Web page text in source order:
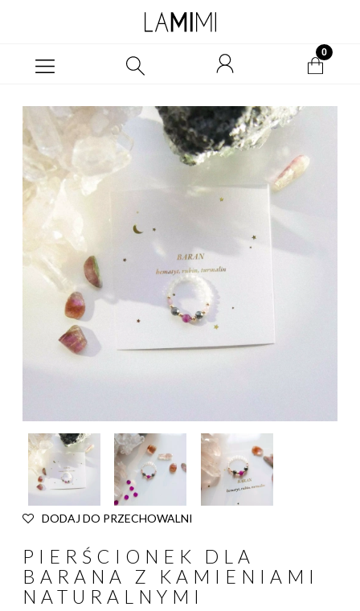
DODAJ DO PRZECHOWALNI
PIERŚCIONEK DLA
BARANA Z KAMIENIAMI
NATURALNYMI